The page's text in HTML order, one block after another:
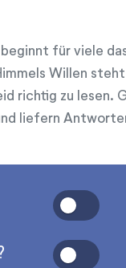
für viele
Willen
richtig zu lesen.
liefern